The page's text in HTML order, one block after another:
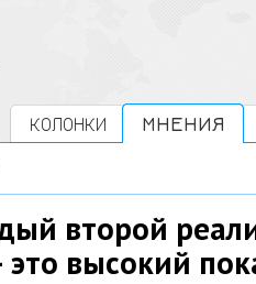
КОЛОНКИ МНЕНИЯ
второй
высокий